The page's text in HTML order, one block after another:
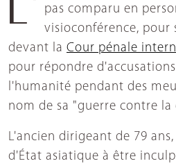
pas comparu en
visioconférence, pour
devant la Cour pénale
pour répondre
l'humanité pendant des
nom de sa "guerre contre la
L'ancien dirigeant de 79
d'État asiatique à être